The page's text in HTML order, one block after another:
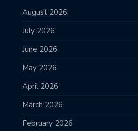
August 2026
July 2026
June 2026
May 2026
April 2026
March 2026
February 2026